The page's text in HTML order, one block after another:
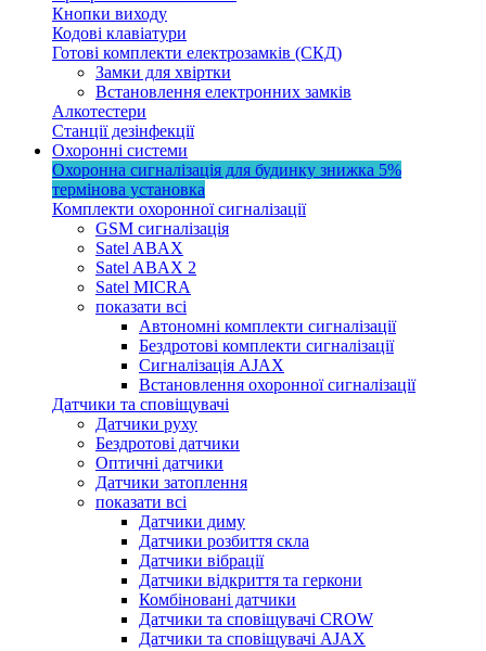
Кнопки виходу
Кодові клавіатури
Готові комплекти електрозамків (СКД)
Замки для хвіртки
Встановлення електронних замків
Алкотестери
Станції дезінфекції
Охоронні системи
Охоронна сигналізація для будинку знижка 5%
термінова установка
Комплекти охоронної сигналізації
GSM сигналізація
Satel ABAX
Satel ABAX 2
Satel MICRA
показати всі
Автономні комплекти сигналізації
Бездротові комплекти сигналізації
Сигналізація AJAX
Встановлення охоронної сигналізації
Датчики та сповіщувачі
Датчики руху
Бездротові датчики
Оптичні датчики
Датчики затоплення
показати всі
Датчики диму
Датчики розбиття скла
Датчики вібрації
Датчики відкриття та геркони
Комбіновані датчики
Датчики та сповіщувачі CROW
Датчики та сповіщувачі AJAX